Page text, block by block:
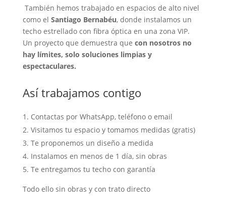
También hemos trabajado en espacios de alto nivel
como el Santiago Bernabéu, donde instalamos un
techo estrellado con fibra óptica en una zona VIP.
Un proyecto que demuestra que con nosotros no
hay límites, solo soluciones limpias y
espectaculares.
Así trabajamos contigo
Contactas por WhatsApp, teléfono o email
Visitamos tu espacio y tomamos medidas (gratis)
Te proponemos un diseño a medida
Instalamos en menos de 1 día, sin obras
Te entregamos tu techo con garantía
Todo ello sin obras y con trato directo